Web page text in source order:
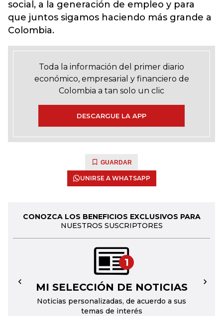
social, a la generación de empleo y para
que juntos sigamos haciendo más grande a
Colombia.
Toda la información del primer diario
económico, empresarial y financiero de
Colombia a tan solo un clic
DESCARGUE LA APP
GUARDAR
UNIRSE A WHATSAPP
CONOZCA LOS BENEFICIOS EXCLUSIVOS PARA
NUESTROS SUSCRIPTORES
1
MI SELECCIÓN DE NOTICIAS
Noticias personalizadas, de acuerdo a sus
temas de interés
← →